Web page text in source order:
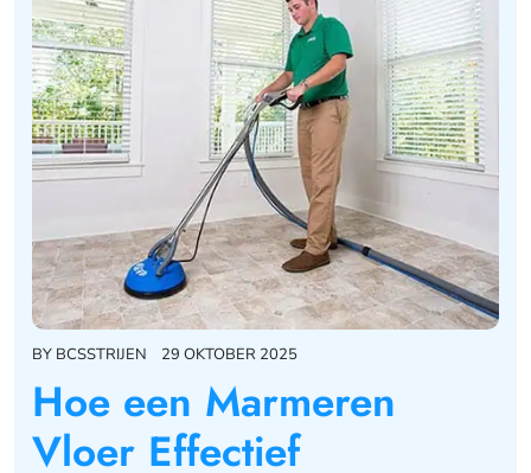
BY BCSSTRIJEN 29 OKTOBER 2025
Hoe een Marmeren
Vloer Effectief